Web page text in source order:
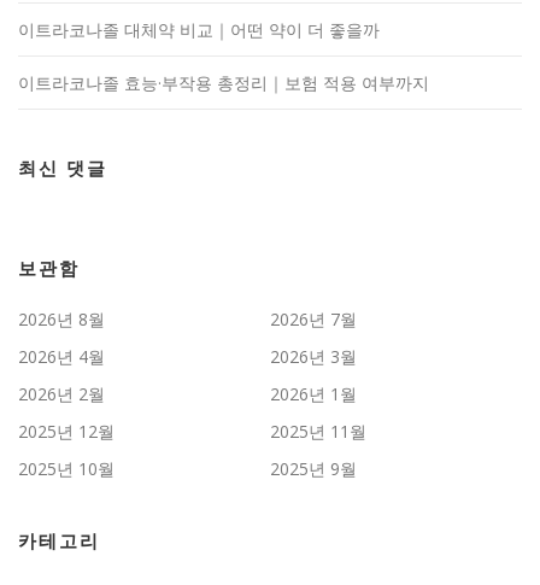
이트라코나졸 대체약 비교｜어떤 약이 더 좋을까
이트라코나졸 효능·부작용 총정리｜보험 적용 여부까지
최신 댓글
보관함
2026년 8월
2026년 7월
2026년 4월
2026년 3월
2026년 2월
2026년 1월
2025년 12월
2025년 11월
2025년 10월
2025년 9월
카테고리